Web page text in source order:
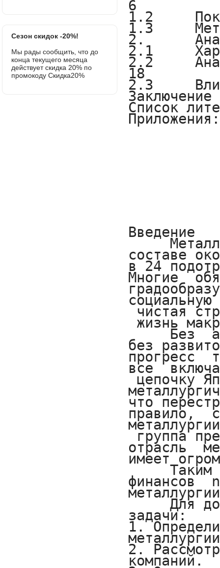
Сезон скидок -20%!
Мы рады сообщить, что до
конца текущего месяца
действует скидка 20% по
промокоду Скидка20%